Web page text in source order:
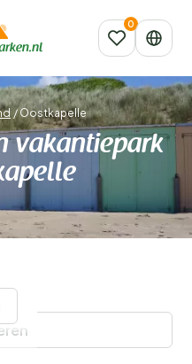
/ Oostkapelle
vakantiepark